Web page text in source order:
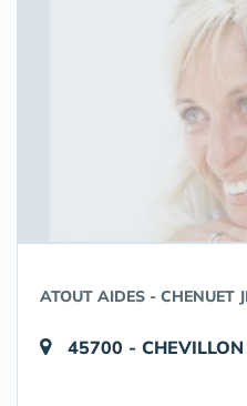
ATOUT AIDES - CHENUET
45700 -